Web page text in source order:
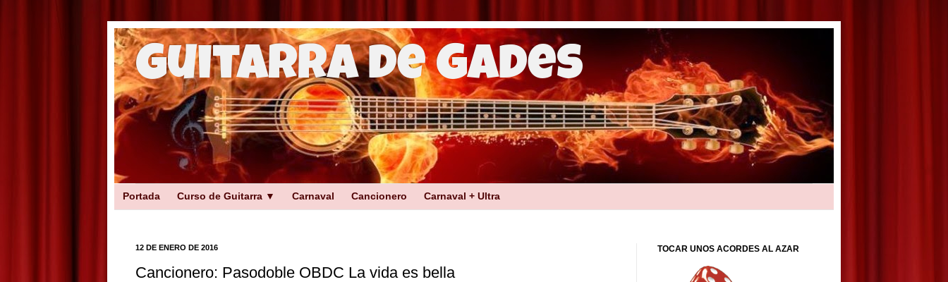
Guitarra de Gades
Portada Curso de Guitarra ▼ Carnaval Cancionero Carnaval + Ultra
12 DE ENERO DE 2016
Cancionero: Pasodoble OBDC La vida es bella
TOCAR UNOS ACORDES AL AZAR